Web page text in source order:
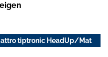
tiptronic HeadUp/Mat